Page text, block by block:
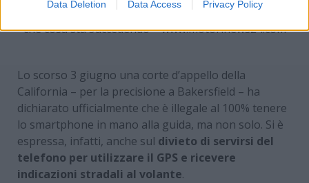
Data Deletion Data Access Privacy Policy
utilizzato nemmeno per avere informazioni stradali:
che cosa sta succedendo – www.motorinews24.com
Lo scorso 3 giugno una corte d’appello della
California – per la precisione a Bakersfield – ha
dichiarato ufficialmente che è illegale al 100% tenere
lo smartphone in mano alla guida, ma non solo. Si è
espressa, infatti, anche sul divieto di servirsi del
telefono per utilizzare il GPS e ricevere
indicazioni stradali al volante.